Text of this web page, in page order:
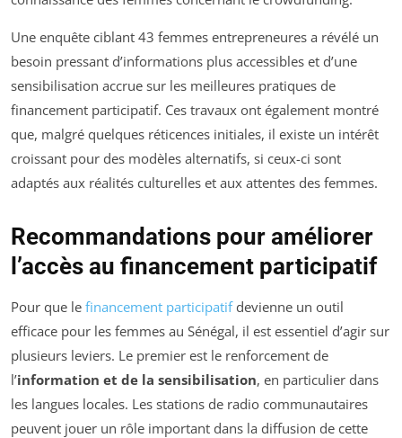
Une enquête ciblant 43 femmes entrepreneures a révélé un
besoin pressant d’informations plus accessibles et d’une
sensibilisation accrue sur les meilleures pratiques de
financement participatif. Ces travaux ont également montré
que, malgré quelques réticences initiales, il existe un intérêt
croissant pour des modèles alternatifs, si ceux-ci sont
adaptés aux réalités culturelles et aux attentes des femmes.
Recommandations pour améliorer
l’accès au financement participatif
Pour que le financement participatifdevienne un outil
efficace pour les femmes au Sénégal, il est essentiel d’agir sur
plusieurs leviers. Le premier est le renforcement de
l’information et de la sensibilisation, en particulier dans
les langues locales. Les stations de radio communautaires
peuvent jouer un rôle important dans la diffusion de cette